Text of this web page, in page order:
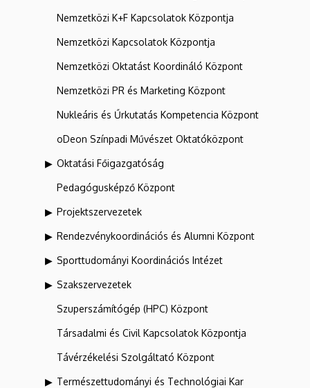
Nemzetközi K+F Kapcsolatok Központja
Nemzetközi Kapcsolatok Központja
Nemzetközi Oktatást Koordináló Központ
Nemzetközi PR és Marketing Központ
Nukleáris és Űrkutatás Kompetencia Központ
oDeon Színpadi Művészet Oktatóközpont
Oktatási Főigazgatóság
Pedagógusképző Központ
Projektszervezetek
Rendezvénykoordinációs és Alumni Központ
Sporttudományi Koordinációs Intézet
Szakszervezetek
Szuperszámítógép (HPC) Központ
Társadalmi és Civil Kapcsolatok Központja
Távérzékelési Szolgáltató Központ
Természettudományi és Technológiai Kar